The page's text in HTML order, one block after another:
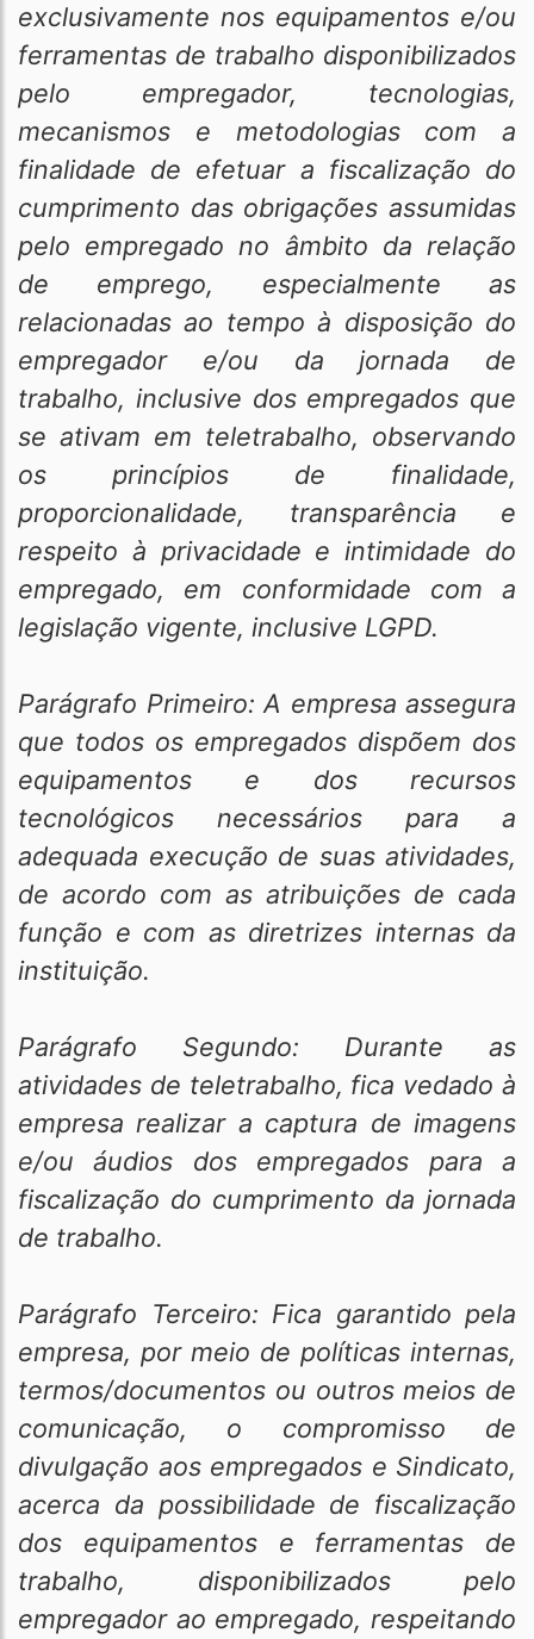
exclusivamente nos equipamentos e/ou
ferramentas de trabalho disponibilizados
pelo empregador, tecnologias,
mecanismos e metodologias com a
finalidade de efetuar a fiscalização do
cumprimento das obrigações assumidas
pelo empregado no âmbito da relação
de emprego, especialmente as
relacionadas ao tempo à disposição do
empregador e/ou da jornada de
trabalho, inclusive dos empregados que
se ativam em teletrabalho, observando
os princípios de finalidade,
proporcionalidade, transparência e
respeito à privacidade e intimidade do
empregado, em conformidade com a
legislação vigente, inclusive LGPD.
Parágrafo Primeiro: A empresa assegura
que todos os empregados dispõem dos
equipamentos e dos recursos
tecnológicos necessários para a
adequada execução de suas atividades,
de acordo com as atribuições de cada
função e com as diretrizes internas da
instituição.
Parágrafo Segundo: Durante as
atividades de teletrabalho, fica vedado à
empresa realizar a captura de imagens
e/ou áudios dos empregados para a
fiscalização do cumprimento da jornada
de trabalho.
Parágrafo Terceiro: Fica garantido pela
empresa, por meio de políticas internas,
termos/documentos ou outros meios de
comunicação, o compromisso de
divulgação aos empregados e Sindicato,
acerca da possibilidade de fiscalização
dos equipamentos e ferramentas de
trabalho, disponibilizados pelo
empregador ao empregado, respeitando